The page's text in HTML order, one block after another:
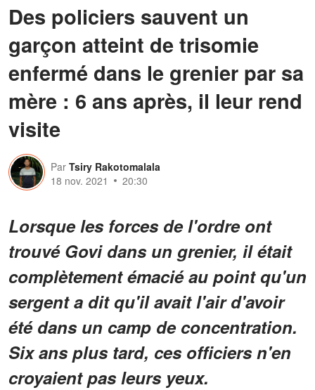
Des policiers sauvent un
garçon atteint de trisomie
enfermé dans le grenier par sa
mère : 6 ans après, il leur rend
visite
Par Tsiry Rakotomalala
18 nov. 2021
20:30
Lorsque les forces de l'ordre ont
trouvé Govi dans un grenier, il était
complètement émacié au point qu'un
sergent a dit qu'il avait l'air d'avoir
été dans un camp de concentration.
Six ans plus tard, ces officiers n'en
croyaient pas leurs yeux.